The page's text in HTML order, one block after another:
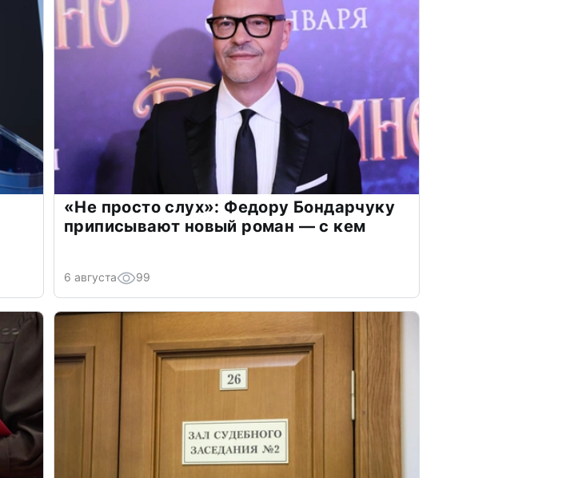
«Не просто слух»: Федору Бондарчуку
приписывают новый роман — с кем
6 августа 99